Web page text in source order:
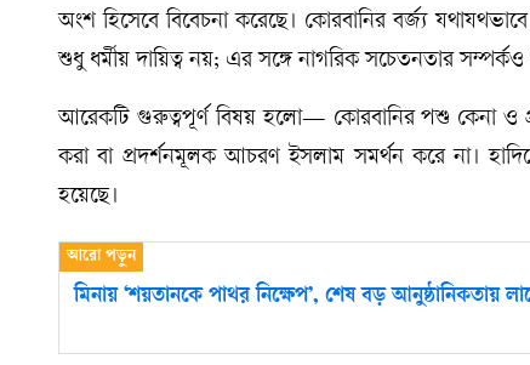
অংশ হিসেবে বিবেচনা করেছে। কোরবানির বর্জ্য
শুধু ধর্মীয় দায়িত্ব নয়; এর সঙ্গে নাগরিক সচেতনতার
আরেকটি গুরুত্বপূর্ণ বিষয় হলো— কোরবানির পশু কেনা ও
করা বা প্রদর্শনমূলক আচরণ ইসলাম সমর্থন করে না।
হয়েছে।
মিনায় ‘শয়তানকে পাথর নিক্ষেপ’, শেষ বড় আনুষ্ঠানিকতায়